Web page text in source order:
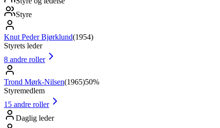
Styre
Knut Peder Bjørklund(1954)
Styrets leder
8 andre roller
Trond Mørk-Nilsen(1965)50%
Styremedlem
15 andre roller
Daglig leder